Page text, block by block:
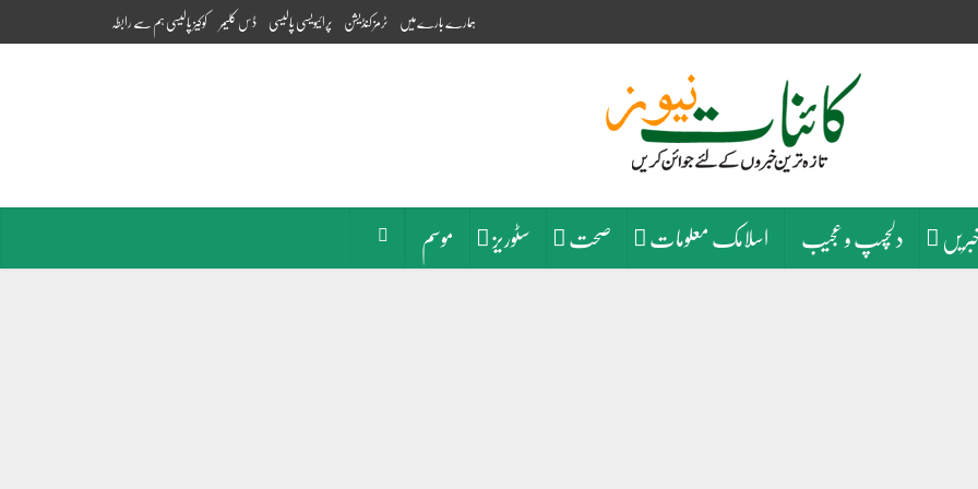
ہمارے بارے میں ٹرمز کنڈیشن پرائیویسی پالیسی ڈس کلیمر کوکیز پالیسیہم سے رابطہ
دلچسپ و عجیب اسلامک معلومات صحت سٹوریز موسم